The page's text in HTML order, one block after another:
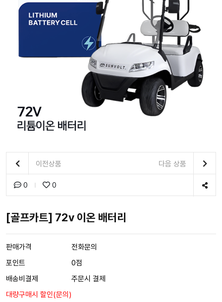
이전상품 다음 상품
0 0
[골프카트] 72v 이온 배터리
판매가격
전화문의
포인트
0점
배송비결제
주문시 결제
대량구매시 할인(문의)